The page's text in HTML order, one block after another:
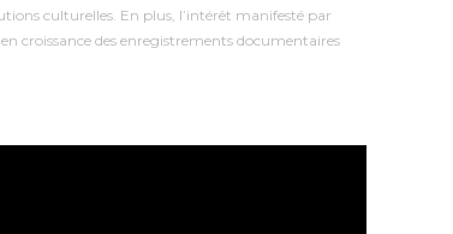
culturelles. En plus, l’intérêt manifesté par
croissance des enregistrements documentaires